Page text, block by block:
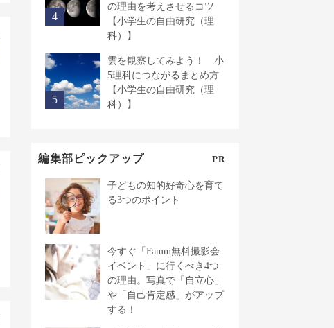
の理由を考えさせるコツ
【小学生の自由研究（理
科）】
雲を観察してみよう！ 小
5理科につながるまとめ方
【小学生の自由研究（理
科）】
編集部ピックアップ PR
子どもの知的好奇心を育て
る3つのポイント
今すぐ「Famm無料撮影会
イベント」に行くべき4つ
の理由。写真で「自立心」
や「自己肯定感」がアップ
する！